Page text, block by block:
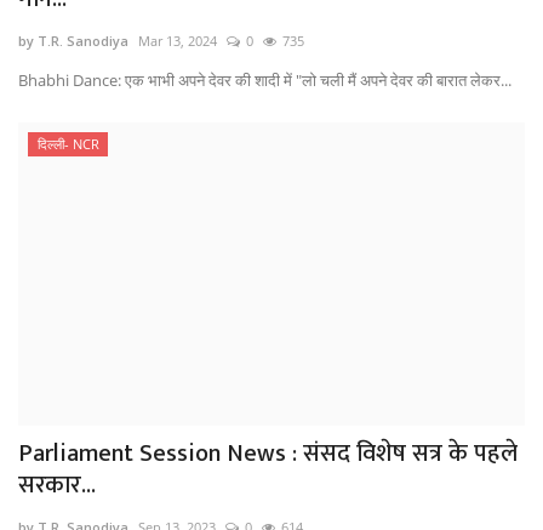
by T.R. Sanodiya Mar 13, 2024 0 735
Bhabhi Dance: एक भाभी अपने देवर की शादी में "लो चली मैं अपने देवर की बारात लेकर...
दिल्ली- NCR
Parliament Session News : संसद विशेष सत्र के पहले
सरकार...